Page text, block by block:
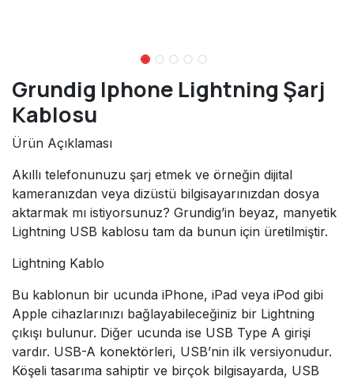
Grundig Iphone Lightning Şarj
Kablosu
Ürün Açıklaması
Akıllı telefonunuzu şarj etmek ve örneğin dijital
kameranızdan veya dizüstü bilgisayarınızdan dosya
aktarmak mı istiyorsunuz? Grundig’in beyaz, manyetik
Lightning USB kablosu tam da bunun için üretilmiştir.
Lightning Kablo
Bu kablonun bir ucunda iPhone, iPad veya iPod gibi
Apple cihazlarınızı bağlayabileceğiniz bir Lightning
çıkışı bulunur. Diğer ucunda ise USB Type A girişi
vardır. USB-A konektörleri, USB’nin ilk versiyonudur.
Köşeli tasarıma sahiptir ve birçok bilgisayarda, USB